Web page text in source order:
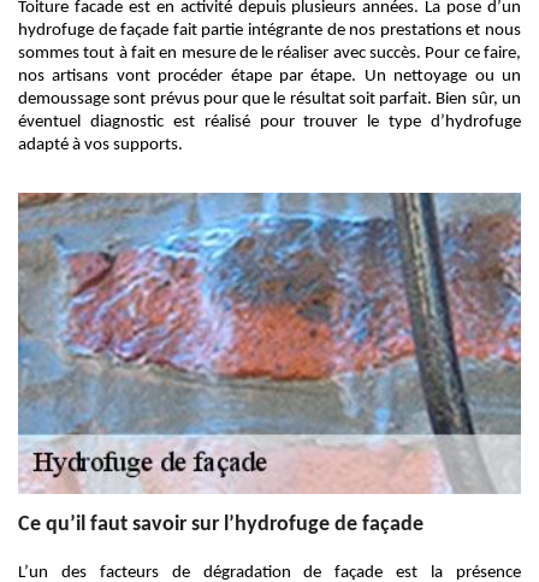
Toiture facade est en activité depuis plusieurs années. La pose d’un
hydrofuge de façade fait partie intégrante de nos prestations et nous
sommes tout à fait en mesure de le réaliser avec succès. Pour ce faire,
nos artisans vont procéder étape par étape. Un nettoyage ou un
demoussage sont prévus pour que le résultat soit parfait. Bien sûr, un
éventuel diagnostic est réalisé pour trouver le type d’hydrofuge
adapté à vos supports.
Ce qu’il faut savoir sur l’hydrofuge de façade
L’un des facteurs de dégradation de façade est la présence